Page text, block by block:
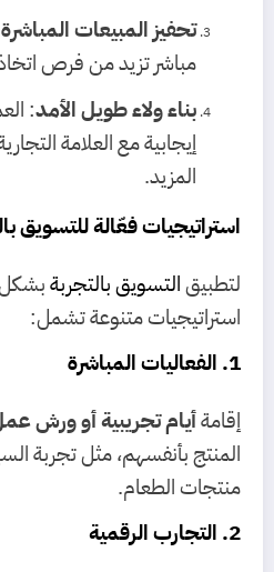
تحفيز المبيعات المباشرة
مباشر تزيد من فرص اتخاذ
بناء ولاء طويل الأمد:
إيجابية مع العلامة
المزيد.
استراتيجيات فعّالة للتسويق
لتطبيقالتسويق بالتجربةبشكل
استراتيجيات متنوعة تشمل:
1. الفعاليات المباشرة
إقامةأيام تجريبية أو ورش
المنتج بأنفسهم، مثل تجربة
منتجات الطعام.
2. التجارب الرقمية